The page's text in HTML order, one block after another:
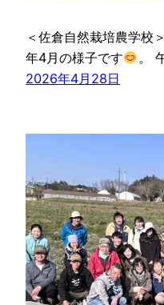
＜佐倉自然栽培農学校
年4月の様子です
。
2026年4月28日